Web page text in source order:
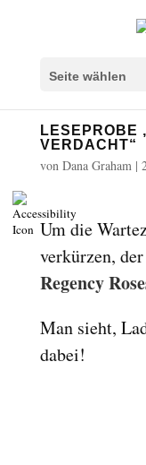
Seite wählen
LESEPROBE
VERDACHT“
von Dana Graham|
Um die
verkürzen,
Regency
Man sieht,
dabei!
Überschriften
settings
zoom_out
zoom_in Vergrößern
add_circle_outline
spellcheck Lesbare
brightness_high
brightness_low
format_underlined